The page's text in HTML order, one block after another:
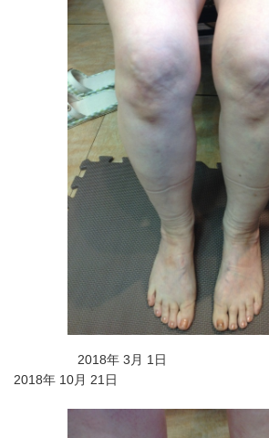
2018年 3
2018年 10月 21日